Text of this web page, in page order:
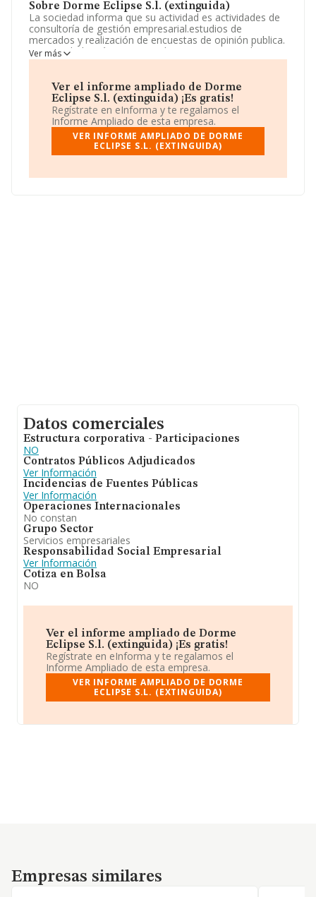
Sobre Dorme Eclipse S.l. (extinguida)
La sociedad informa que su actividad es actividades de
consultoría de gestión empresarial.estudios de
mercados y realización de encuestas de opinión publica.
La sociedad está inscrita en el Registro Mercantil como
Sociedad Limitada. Su actividad CNAE es '%cnae%' con
mercados exteriores.
La sociedadDorme Eclipse S.L. (extinguida)
B67308825, está situada en Avenida Diagonal núm. 704
P. 6 Pta. 2, (08034), en el municipio de Barcelona,
empresas pertenecientes al sector, en el ámbito
Ver más
Ver el informe ampliado de Dorme
Eclipse S.l. (extinguida) ¡Es gratis!
Regístrate en eInforma y te regalamos el
Informe Ampliado de esta empresa.
VER INFORME AMPLIADO DE DORME
ECLIPSE S.L. (EXTINGUIDA)
Datos comerciales
Estructura corporativa - Participaciones
NO
Contratos Públicos Adjudicados
Ver Información
Incidencias de Fuentes Públicas
Ver Información
Operaciones Internacionales
No constan
Grupo Sector
Servicios empresariales
Responsabilidad Social Empresarial
Ver Información
Cotiza en Bolsa
NO
Ver el informe ampliado de Dorme
Eclipse S.l. (extinguida) ¡Es gratis!
Regístrate en eInforma y te regalamos el
Informe Ampliado de esta empresa.
VER INFORME AMPLIADO DE DORME
ECLIPSE S.L. (EXTINGUIDA)
Empresas similares
Empresas similares